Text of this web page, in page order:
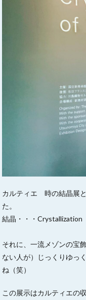
カルティエ 時の結晶展
た。
結晶・・・Crystallization
それに、一流メゾンの宝
ない人が）じっくりゆっ
ね（笑）
この展示はカルティエの